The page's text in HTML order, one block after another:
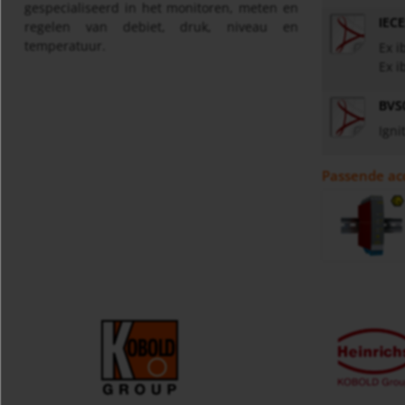
gespecialiseerd in het monitoren, meten en
regelen van debiet, druk, niveau en
Ex
Passende